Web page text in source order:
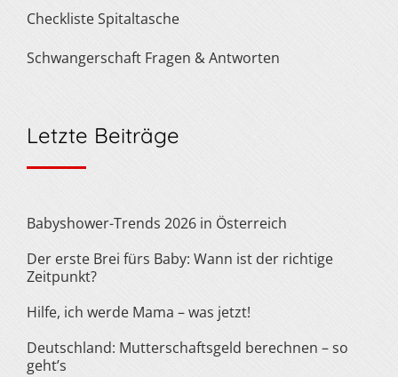
Checkliste Spitaltasche
Schwangerschaft Fragen & Antworten
Letzte Beiträge
Babyshower-Trends 2026 in Österreich
Der erste Brei fürs Baby: Wann ist der richtige
Zeitpunkt?
Hilfe, ich werde Mama – was jetzt!
Deutschland: Mutterschaftsgeld berechnen – so
geht’s